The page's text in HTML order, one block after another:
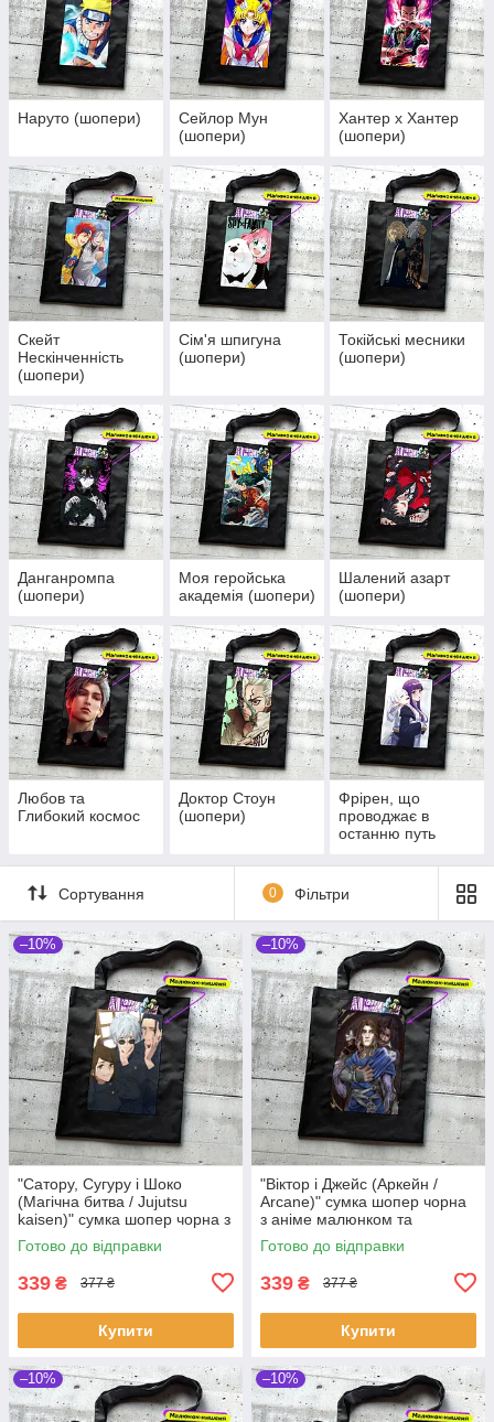
Наруто (шопери)
Сейлор Мун
(шопери)
Хантер х Хантер
(шопери)
Скейт
Нескінченність
(шопери)
Сім'я шпигуна
(шопери)
Токійські месники
(шопери)
Данганромпа
(шопери)
Моя геройська
академія (шопери)
Шалений азарт
(шопери)
Любов та
Глибокий космос
Доктор Стоун
(шопери)
Фрірен, що
проводжає в
останню путь
Сортування 0 Фільтри
–10%
"Сатору, Сугуру і Шоко
(Магічна битва / Jujutsu
kaisen)" сумка шопер чорна з
аніме малюнком та кишенею
Готово до відправки
339 ₴ 377 ₴
Купити
–10%
"Віктор і Джейс (Аркейн /
Arcane)" сумка шопер чорна
з аніме малюнком та
кишенею
Готово до відправки
339 ₴ 377 ₴
Купити
–10% –10%